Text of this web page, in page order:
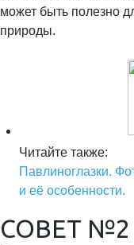
может быть полезно
природы.
Читайте также:
Павлиноглазки.
и её особенности.
СОВЕТ №2